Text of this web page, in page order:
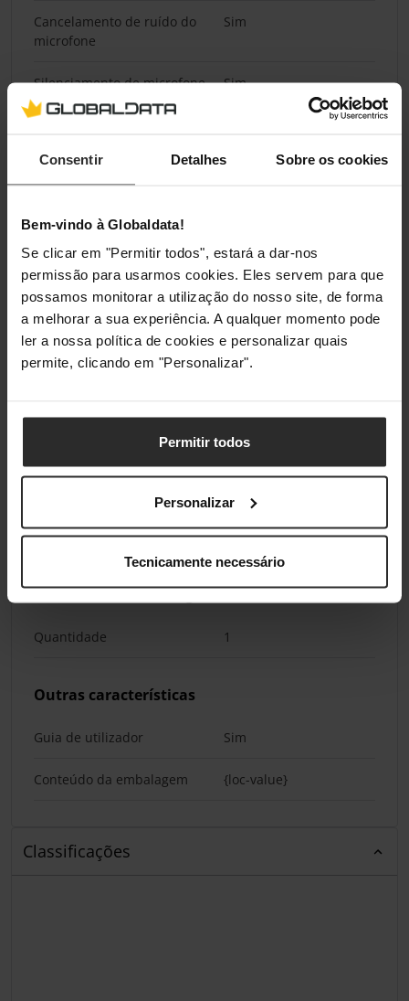
Consentir Detalhes Sobre os cookies
Bem-vindo à Globaldata!
Se clicar em "Permitir todos", estará a dar-nos
permissão para usarmos cookies. Eles servem para que
possamos monitorar a utilização do nosso site, de forma
a melhorar a sua experiência. A qualquer momento pode
ler a nossa política de cookies e personalizar quais
permite, clicando em "Personalizar".
Permitir todos
Personalizar
Tecnicamente necessário
Cancelamento de ruído do
microfone
Sim
Silenciamento de microfone Sim
Largura
Profundidade
Altura 200 mm
Peso
Embalagem
Profundidade da embalagem 200 mm
Altura da embalagem 220 mm
Peso da embalagem 230 g
Conteúdo da embalagem
Quantidade 1
Outras características
Guia de utilizador Sim
Conteúdo da embalagem {loc-value}
Classificações